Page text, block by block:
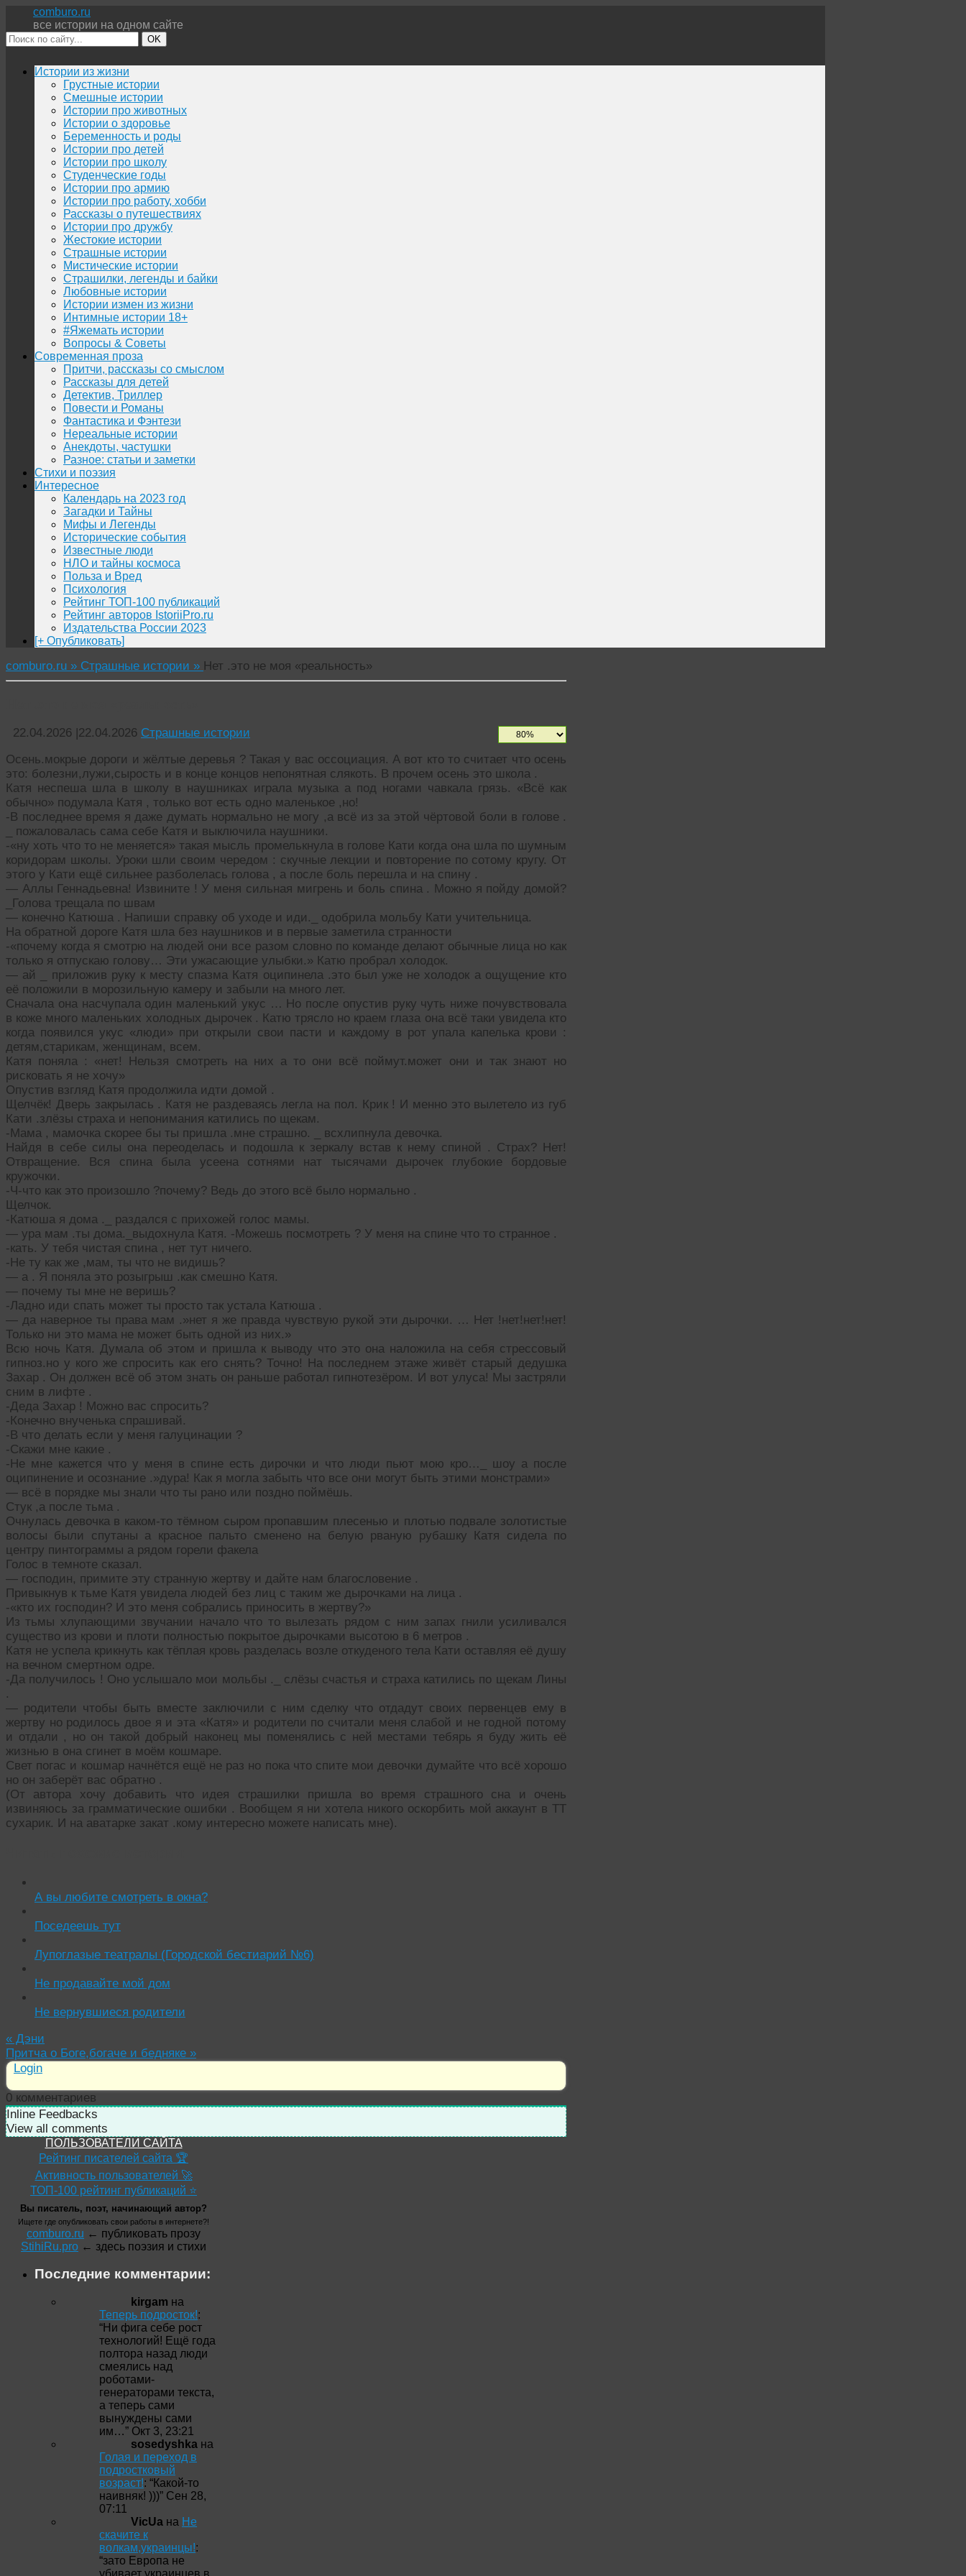
comburo.ru
все истории на одном сайте
OK
Перейти
содержимому
Истории из жизни
Грустные истории
Смешные истории
Истории про животных
Истории о здоровье
Беременность и роды
Истории про детей
Истории про школу
Студенческие годы
Истории про армию
Истории про работу, хобби
Рассказы о путешествиях
Истории про дружбу
Жестокие истории
Страшные истории
Мистические истории
Страшилки, легенды и байки
Любовные истории
Истории измен из жизни
Интимные истории 18+
#Яжемать истории
Вопросы & Советы
Современная проза
Притчи, рассказы со смыслом
Рассказы для детей
Детектив, Триллер
Повести и Романы
Фантастика и Фэнтези
Нереальные истории
Анекдоты, частушки
Разное: статьи и заметки
Стихи и поэзия
Интересное
Календарь на 2023 год
Загадки и Тайны
Мифы и Легенды
Исторические события
Известные люди
НЛО и тайны космоса
Польза и Вред
Психология
Рейтинг ТОП-100 публикаций
Рейтинг авторов IstoriiPro.ru
Издательства России 2023
[+ Опубликовать]
comburo.ru » Страшные истории » Нет .это не моя «реальность»
22.04.2026 |22.04.2026 Страшные истории
Осень.мокрые дороги и жёлтые деревья ? Такая у вас оссоциация. А вот кто то считает что осень
это: болезни,лужи,сырость и в конце концов непонятная слякоть. В прочем осень это школа .
Катя неспеша шла в школу в наушниках играла музыка а под ногами чавкала грязь. «Всё как
обычно» подумала Катя , только вот есть одно маленькое ,но!
-В последнее время я даже думать нормально не могу ,а всё из за этой чёртовой боли в голове .
_ пожаловалась сама себе Катя и выключила наушники.
-«ну хоть что то не меняется» такая мысль промелькнула в голове Кати когда она шла по шумным
коридорам школы. Уроки шли своим чередом : скучные лекции и повторение по сотому кругу. От
этого у Кати ещё сильнее разболелась голова , а после боль перешла и на спину .
— Аллы Геннадьевна! Извините ! У меня сильная мигрень и боль спина . Можно я пойду домой?
_Голова трещала по швам
— конечно Катюша . Напиши справку об уходе и иди._ одобрила мольбу Кати учительница.
На обратной дороге Катя шла без наушников и в первые заметила странности
-«почему когда я смотрю на людей они все разом словно по команде делают обычные лица но как
только я отпускаю голову… Эти ужасающие улыбки.» Катю пробрал холодок.
— ай _ приложив руку к месту спазма Катя оципинела .это был уже не холодок а ощущение кто
её положили в морозильную камеру и забыли на много лет.
Сначала она насчупала один маленький укус … Но после опустив руку чуть ниже почувствовала
в коже много маленьких холодных дырочек . Катю трясло но краем глаза она всё таки увидела кто
когда появился укус «люди» при открыли свои пасти и каждому в рот упала капелька крови :
детям,старикам, женщинам, всем.
Катя поняла : «нет! Нельзя смотреть на них а то они всё поймут.может они и так знают но
рисковать я не хочу»
Опустив взгляд Катя продолжила идти домой .
Щелчёк! Дверь закрылась . Катя не раздеваясь легла на пол. Крик ! И менно это вылетело из губ
Кати .злёзы страха и непонимания катились по щекам.
-Мама , мамочка скорее бы ты пришла .мне страшно. _ всхлипнула девочка.
Найдя в себе силы она переоделась и подошла к зеркалу встав к нему спиной . Страх? Нет!
Отвращение. Вся спина была усеена сотнями нат тысячами дырочек глубокие бордовые
кружочки.
-Ч-что как это произошло ?почему? Ведь до этого всё было нормально .
Щелчок.
-Катюша я дома ._ раздался с прихожей голос мамы.
— ура мам .ты дома._выдохнула Катя. -Можешь посмотреть ? У меня на спине что то странное .
-кать. У тебя чистая спина , нет тут ничего.
-Не ту как же ,мам, ты что не видишь?
— а . Я поняла это розыгрыш .как смешно Катя.
— почему ты мне не веришь?
-Ладно иди спать может ты просто так устала Катюша .
— да наверное ты права мам .»нет я же правда чувствую рукой эти дырочки. … Нет !нет!нет!нет!
Только ни это мама не может быть одной из них.»
Всю ночь Катя. Думала об этом и пришла к выводу что это она наложила на себя стрессовый
гипноз.но у кого же спросить как его снять? Точно! На последнем этаже живёт старый дедушка
Захар . Он должен всё об этом знать он раньше работал гипнотезёром. И вот улуса! Мы застряли
сним в лифте .
-Деда Захар ! Можно вас спросить?
-Конечно внученька спрашивай.
-В что делать если у меня галуцинации ?
-Скажи мне какие .
-Не мне кажется что у меня в спине есть дирочки и что люди пьют мою кро…_ шоу а после
оципинение и осознание .»дура! Как я могла забыть что все они могут быть этими монстрами»
— всё в порядке мы знали что ты рано или поздно поймёшь.
Стук ,а после тьма .
Очнулась девочка в каком-то тёмном сыром пропавшим плесенью и плотью подвале золотистые
волосы были спутаны а красное пальто сменено на белую рваную рубашку Катя сидела по
центру пинтограммы а рядом горели факела
Голос в темноте сказал.
— господин, примите эту странную жертву и дайте нам благословение .
Привыкнув к тьме Катя увидела людей без лиц с таким же дырочками на лица .
-«кто их господин? И это меня собрались приносить в жертву?»
Из тьмы хлупающими звучании начало что то вылезать рядом с ним запах гнили усиливался
существо из крови и плоти полностью покрытое дырочками высотою в 6 метров .
Катя не успела крикнуть как тёплая кровь разделась возле откуденого тела Кати оставляя её душу
на вечном смертном одре.
-Да получилось ! Оно услышало мои мольбы ._ слёзы счастья и страха катились по щекам Лины
.
— родители чтобы быть вместе заключили с ним сделку что отдадут своих первенцев ему в
жертву но родилось двое я и эта «Катя» и родители по считали меня слабой и не годной потому
и отдали , но он такой добрый наконец мы поменялись с ней местами тебярь я буду жить её
жизнью в она сгинет в моём кошмаре.
Свет погас и кошмар начнётся ещё не раз но пока что спите мои девочки думайте что всё хорошо
но он заберёт вас обратно .
(От автора хочу добавить что идея страшилки пришла во время страшного сна и очень
извиняюсь за грамматические ошибки . Вообщем я ни хотела никого оскорбить мой аккаунт в ТТ
сухарик. И на аватарке закат .кому интересно можете написать мне).
А вы любите смотреть в окна?
Поседеешь тут
Лупоглазые театралы (Городской бестиарий №6)
Не продавайте мой дом
Не вернувшиеся родители
« Дэни
Притча о Боге,богаче и бедняке »
Login
0 комментариев
Inline Feedbacks
View all comments
ПОЛЬЗОВАТЕЛИ САЙТА
Рейтинг писателей сайта 🏆
Активность пользователей 🚀
ТОП-100 рейтинг публикаций ⭐
Вы писатель, поэт, начинающий автор?
Ищете где опубликовать свои работы в интернете?!
comburo.ru ← публиковать прозу
StihiRu.pro ← здесь поэзия и стихи
Последние комментарии:
kirgam на
Теперь подросток!:
“Ни фига себе рост
технологий! Ещё года
полтора назад люди
смеялись над
роботами-
генераторами текста,
а теперь сами
вынуждены сами
им…” Окт 3, 23:21
sosedyshka на
Голая и переход в
подростковый
возраст!: “Какой-то
наивняк! )))” Сен 28,
07:11
VicUa на Не
скачите к
волкам,украинцы!:
“зато Европа не
убивает украинцев в